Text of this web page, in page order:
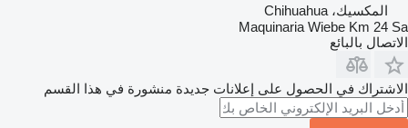
المكسيك، Chihuahua
Maquinaria Wiebe Km 24 Sa
الاتصال بالبائع
الاشتراك في الحصول على إعلانات جديدة منشورة في هذا القسم